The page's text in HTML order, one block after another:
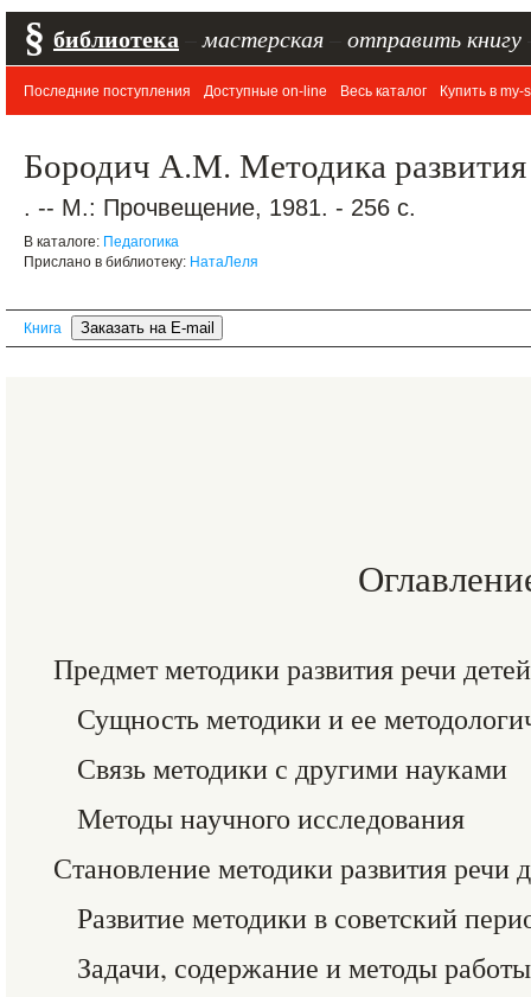
§ библиотека мастерская отправить книгу
Последние поступления Доступные on-line Весь каталог Купить в my-
Бородич А.М. Методика развития
. -- М.: Прочвещение, 1981. - 256 с.
В каталоге: Педагогика
Прислано в библиотеку: НатаЛеля
Книга
Предмет методики развития речи детей
Сущность методики и ее
Связь методики с другими науками
Методы научного исследования
Становление методики развития речи
Развитие методики в советский
Задачи, содержание и методы